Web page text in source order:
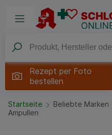
Rezept per Foto
bestellen
Startseite Beliebte Marken
Ampullen